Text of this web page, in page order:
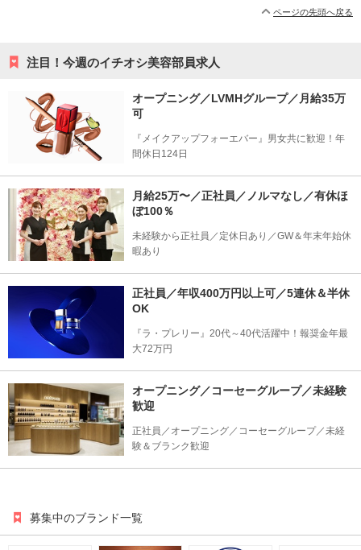
ページの先頭へ戻る
注目！今週のイチオシ美容部員求人
オープニング／LVMHグループ／月給35万
可
『メイクアップフォーエバー』男女共に歓迎！年
間休日124日
月給25万〜／正社員／ノルマなし／有休ほ
ぼ100％
未経験から正社員／定休日あり／GW＆年末年始休
暇あり
正社員／年収400万円以上可／5連休＆半休
OK
『ラ・プレリー』20代～40代活躍中！報奨金年最
大72万円
オープニング／コーセーグループ／未経験
歓迎
正社員／オープニング／コーセーグループ／未経
験＆ブランク歓迎
募集中のブランド一覧